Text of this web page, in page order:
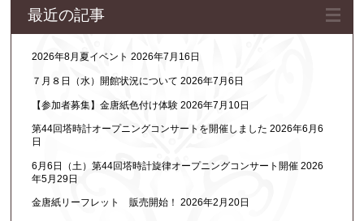
最近の記事
2026年8月夏イベント 2026年7月16日
７月８日（水）開館状況について 2026年7月6日
【参加者募集】金唐紙色付け体験 2026年7月10日
第44回塔時計オープニングコンサートを開催しました 2026年6月6
日
6月6日（土）第44回塔時計旋律オープニングコンサート開催 2026
年5月29日
金唐紙リーフレット 販売開始！ 2026年2月20日